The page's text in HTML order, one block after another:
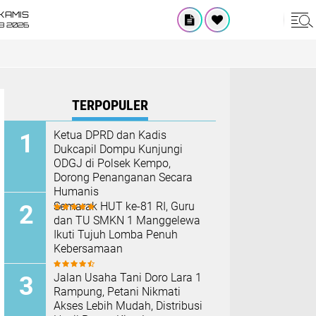
2026
TERPOPULER
Ketua DPRD dan Kadis
Dukcapil Dompu Kunjungi
ODGJ di Polsek Kempo,
Dorong Penanganan Secara
Humanis
Semarak HUT ke-81 RI, Guru
dan TU SMKN 1 Manggelewa
Ikuti Tujuh Lomba Penuh
Kebersamaan
Jalan Usaha Tani Doro Lara 1
Rampung, Petani Nikmati
Akses Lebih Mudah, Distribusi